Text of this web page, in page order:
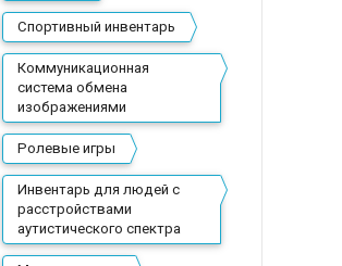
Спортивный инвентарь
Коммуникационная
система обмена
изображениями
Ролевые игры
Инвентарь для людей с
расстройствами
аутистического спектра